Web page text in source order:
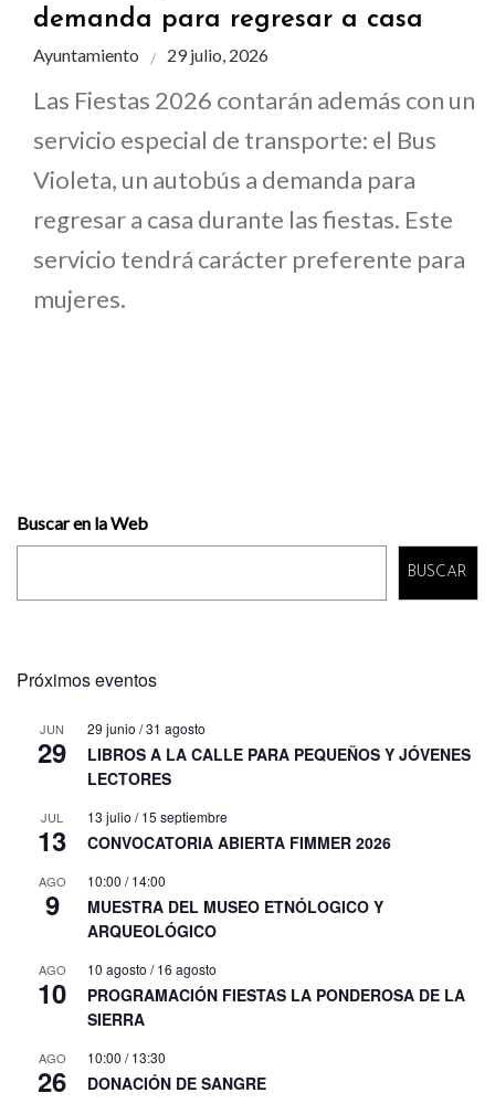
demanda para regresar a casa
Ayuntamiento 29 julio, 2026
Las Fiestas 2026 contarán además con un
servicio especial de transporte: el Bus
Violeta, un autobús a demanda para
regresar a casa durante las fiestas. Este
servicio tendrá carácter preferente para
mujeres.
Buscar en la Web
BUSCAR
Próximos eventos
JUN
29
29 junio /31 agosto
LIBROS A LA CALLE PARA PEQUEÑOS Y JÓVENES
LECTORES
JUL
13
13 julio /15 septiembre
CONVOCATORIA ABIERTA FIMMER 2026
AGO
9
10:00 /14:00
MUESTRA DEL MUSEO ETNÓLOGICO Y
ARQUEOLÓGICO
AGO
10
10 agosto /16 agosto
PROGRAMACIÓN FIESTAS LA PONDEROSA DE LA
SIERRA
AGO
26
10:00 /13:30
DONACIÓN DE SANGRE